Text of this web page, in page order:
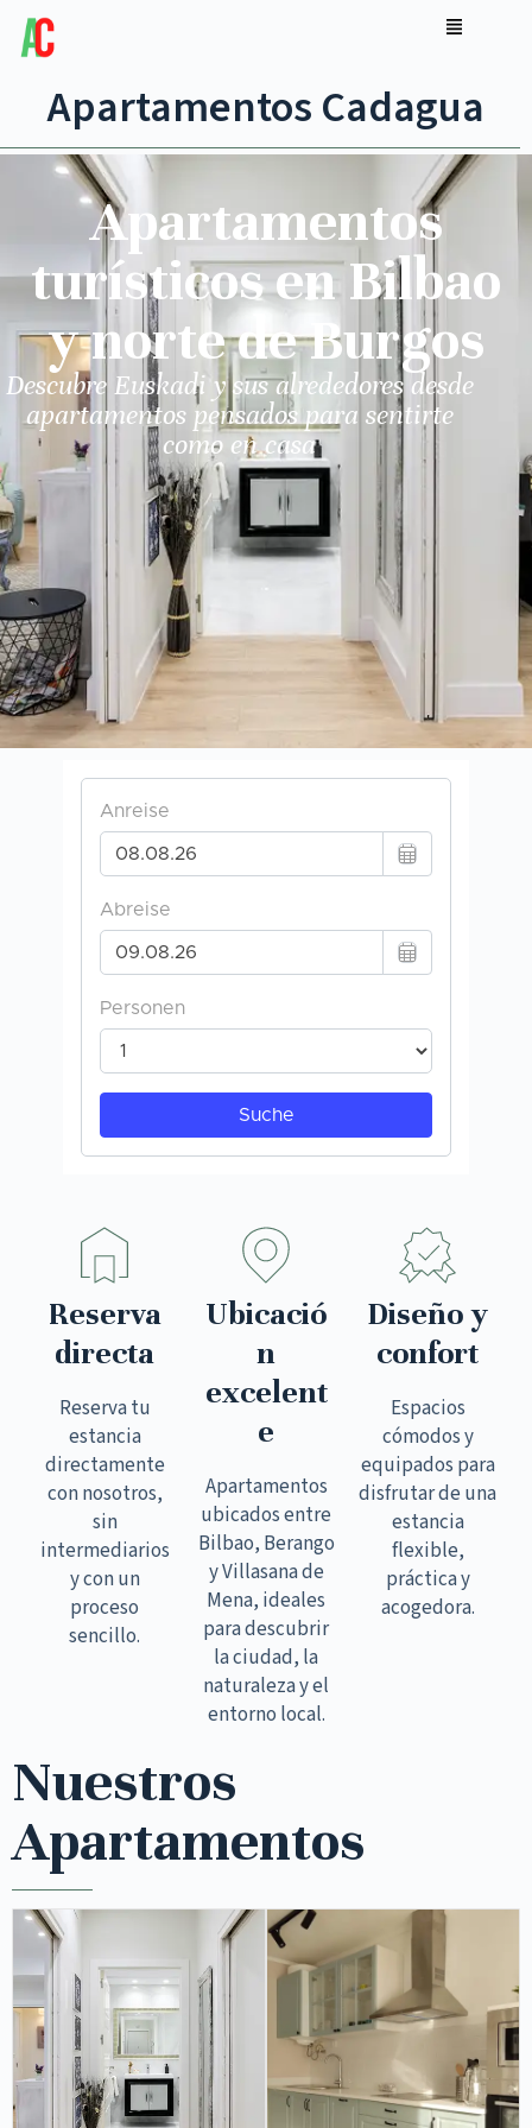
Apartamentos Cadagua
Apartamentos
turísticos en Bilbao
y norte de Burgos
Descubre Euskadi y sus alrededores desde
apartamentos pensados para sentirte
como en casa
Reserva
directa
Reserva tu
estancia
directamente
con nosotros,
sin
intermediarios
y con un
proceso
sencillo.
Ubicació
n
excelent
e
Apartamentos
ubicados entre
Bilbao, Berango
y Villasana de
Mena, ideales
para descubrir
la ciudad, la
naturaleza y el
entorno local.
Diseño y
confort
Espacios
cómodos y
equipados para
disfrutar de una
estancia
flexible,
práctica y
acogedora.
Nuestros
Apartamentos